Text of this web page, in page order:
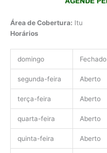
Área de Cobertura: Itu
Horários
domingo Fechado
segunda-feira Aberto
terça-feira Aberto
quarta-feira Aberto
quinta-feira Aberto